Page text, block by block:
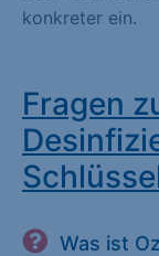
konkreter ein.
Fragen
Was ist